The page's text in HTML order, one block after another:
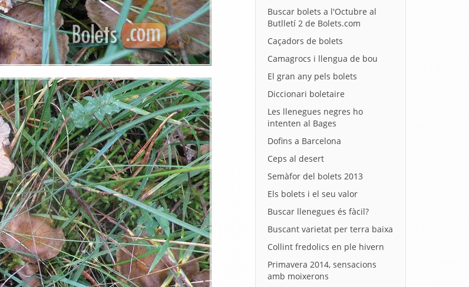
Buscar bolets a l'Octubre al
Butlletí 2 de Bolets.com
Caçadors de bolets
Camagrocs i llengua de bou
El gran any pels bolets
Diccionari boletaire
Les llenegues negres ho
intenten al Bages
Dofins a Barcelona
Ceps al desert
Semàfor del bolets 2013
Els bolets i el seu valor
Buscar llenegues és fàcil?
Buscant varietat per terra baixa
Collint fredolics en ple hivern
Primavera 2014, sensacions
amb moixerons